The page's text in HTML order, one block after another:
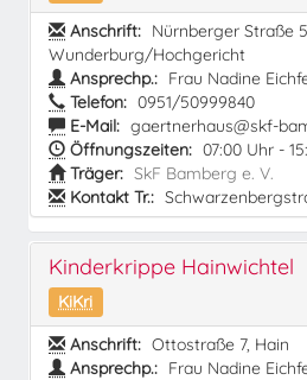
Anschrift: Nürnberger Straße
Wunderburg/Hochgericht
Ansprechp.: Frau Nadine
Telefon: 0951/50999840
E-Mail: gaertnerhaus@skf-
Öffnungszeiten: 07:00 Uhr -
Träger: SkF Bamberg e. V.
Kontakt Tr.:
Kinderkrippe Hainwichtel
KiKri
Anschrift: Ottostraße 7, Hain
Ansprechp.: Frau Nadine